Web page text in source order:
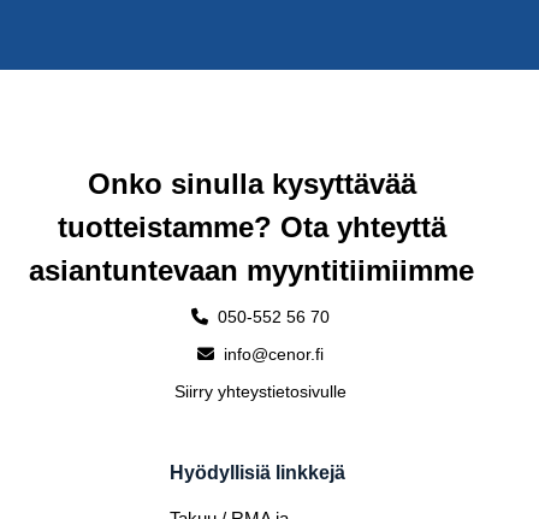
Onko sinulla kysyttävää
tuotteistamme? Ota yhteyttä
asiantuntevaan myyntitiimiimme
050-552 56 70
info@cenor.fi
Siirry yhteystietosivulle
Hyödyllisiä linkkejä